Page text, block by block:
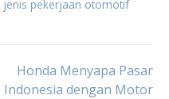
jenis pekerjaan otomotif
Honda Menyapa Pasar
Indonesia dengan Motor